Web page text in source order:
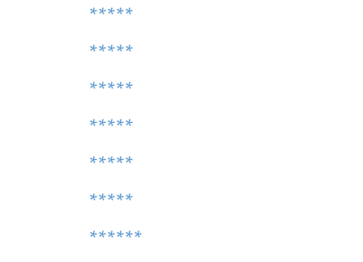
*****
*****
*****
*****
*****
*****
******